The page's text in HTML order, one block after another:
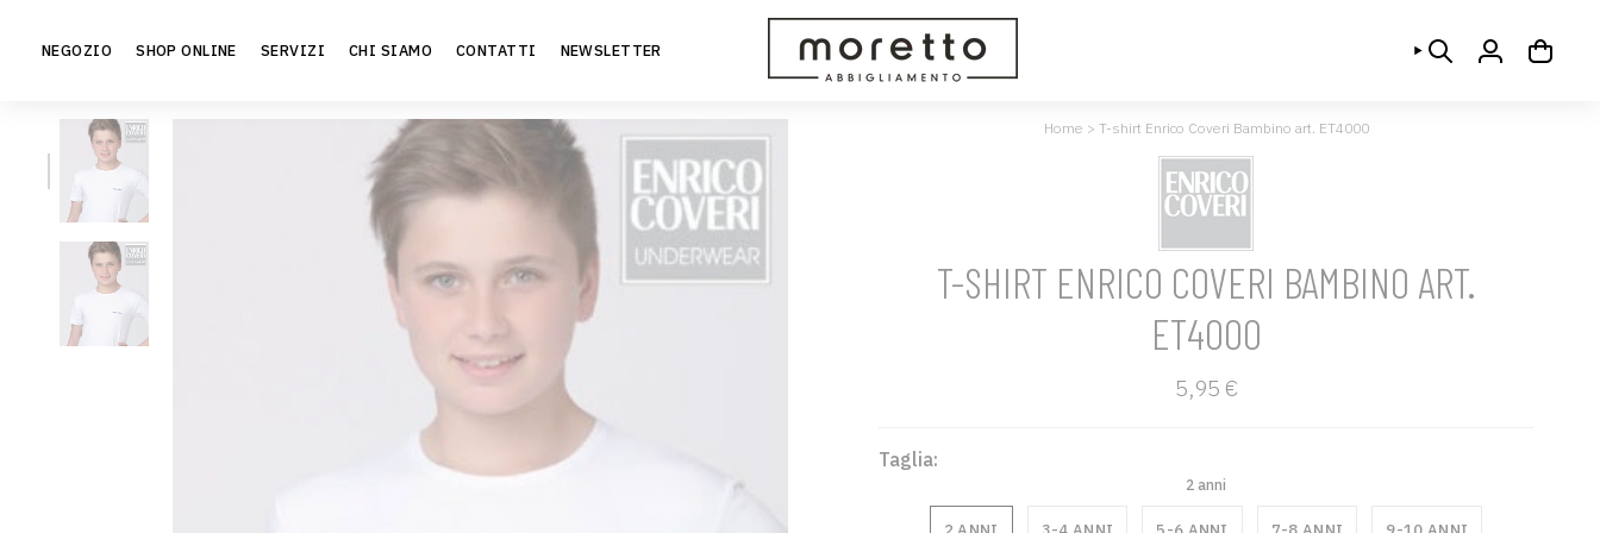
contenuto
NEGOZIO SHOP ONLINE SERVIZI CHI SIAMO CONTATTI NEWSLETTER CERCA ACCOUNT
Home > T-shirt Enrico Coveri Bambino art. ET4000
T-SHIRT ENRICO COVERI BAMBINO ART.
ET4000
5,95 €
Taglia:
2 anni